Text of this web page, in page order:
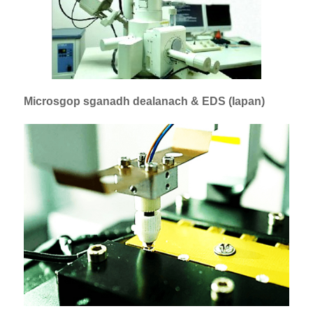
Microsgop sganadh dealanach & EDS (Iapan)